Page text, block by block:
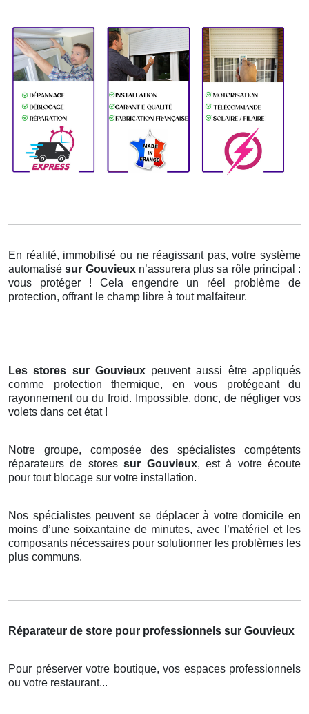
En réalité, immobilisé ou ne réagissant pas, votre système
automatisésur Gouvieux n’assurera plus sa rôle principal :
vous protéger ! Cela engendre un réel problème de
protection, offrant le champ libre à tout malfaiteur.
Les stores sur Gouvieux peuvent aussi être appliqués
comme protection thermique, en vous protégeant du
rayonnement ou du froid. Impossible, donc, de négliger vos
volets dans cet état !
Notre groupe, composée des spécialistes compétents
réparateurs de storessur Gouvieux, est à votre écoute
pour tout blocage sur votre installation.
Nos spécialistes peuvent se déplacer à votre domicile en
moins d’une soixantaine de minutes, avec l’matériel et les
composants nécessaires pour solutionner les problèmes les
plus communs.
Réparateur de store pour professionnels sur Gouvieux
Pour préserver votre boutique, vos espaces professionnels
ou votre restaurant...